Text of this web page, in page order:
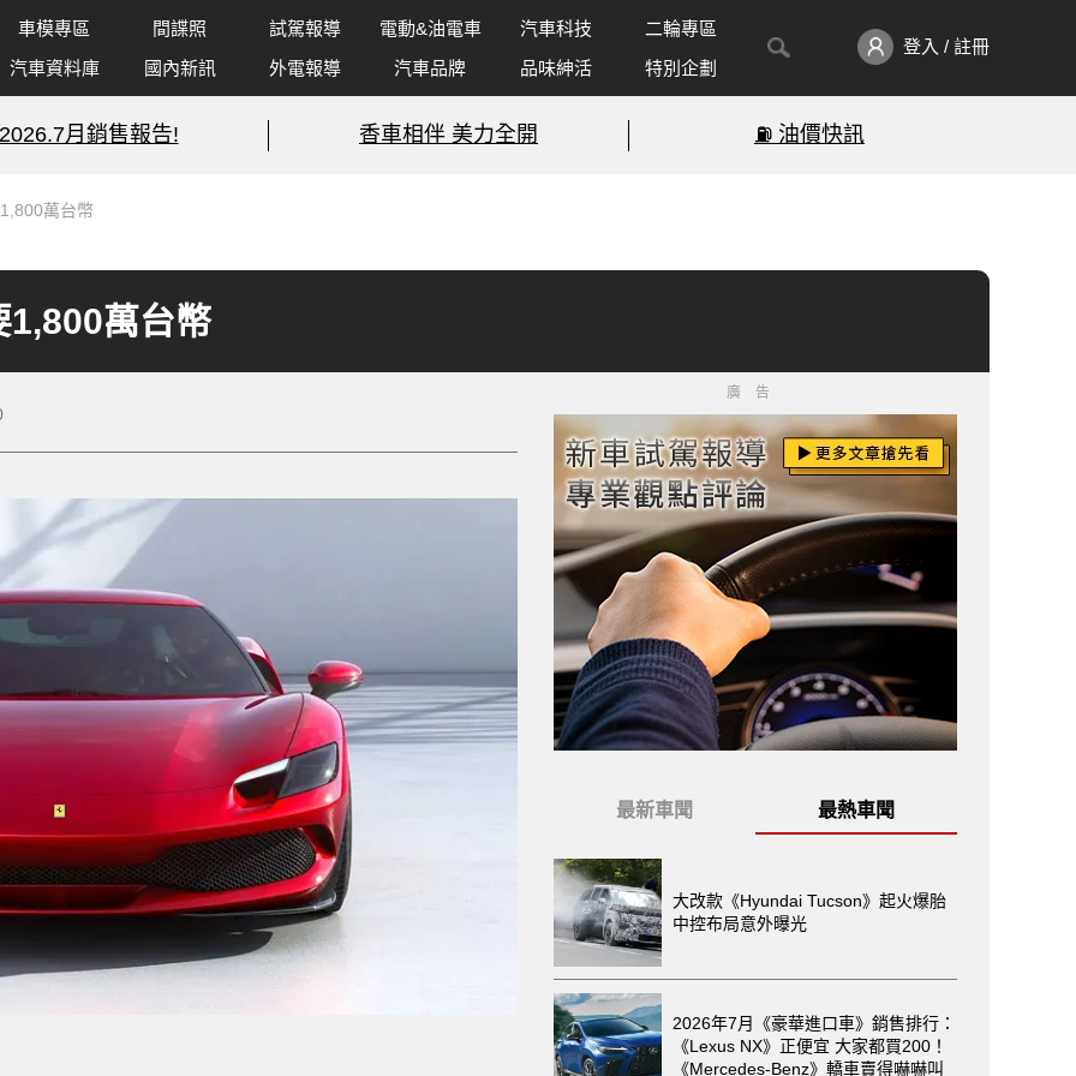
車模專區 間諜照 試駕報導 電動&油電車 汽車科技
二輪專區
汽車資料庫
國內新訊 外電報導 汽車品牌 品味紳活 特別企劃
登入 / 註冊
月銷售報告! 香車相伴 美力全開 ⛽️ 油價快訊
萬台幣
萬台幣
廣告
最新車聞 最熱車聞
大改款《Hyundai Tucson》起火爆胎
中控布局意外曝光
2026年7月《豪華進口車》銷售排行：
《Lexus NX》正便宜 大家都買200！
《Mercedes-Benz》轎車賣得嚇嚇叫